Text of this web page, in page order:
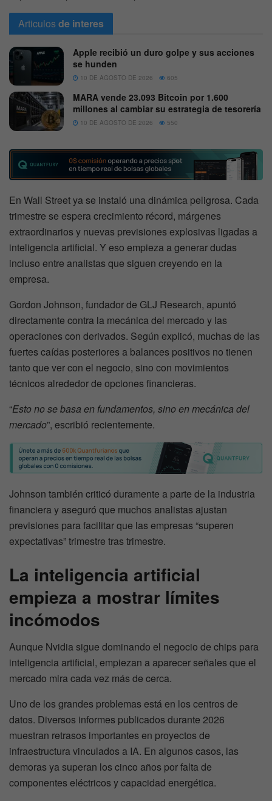
Articulosde interes
Apple recibió un duro golpe y sus acciones
se hunden
10 DE AGOSTO DE 2026 605
MARA vende 23.093 Bitcoin por 1.600
millones al cambiar su estrategia de tesorería
10 DE AGOSTO DE 2026 550
En Wall Street ya se instaló una dinámica peligrosa. Cada
trimestre se espera crecimiento récord, márgenes
extraordinarios y nuevas previsiones explosivas ligadas a
inteligencia artificial. Y eso empieza a generar dudas
incluso entre analistas que siguen creyendo en la
empresa.
Gordon Johnson, fundador de GLJ Research, apuntó
directamente contra la mecánica del mercado y las
operaciones con derivados. Según explicó, muchas de las
fuertes caídas posteriores a balances positivos no tienen
tanto que ver con el negocio, sino con movimientos
técnicos alrededor de opciones financieras.
“Esto no se basa en fundamentos, sino en mecánica del
mercado”, escribió recientemente.
Johnson también criticó duramente a parte de la industria
financiera y aseguró que muchos analistas ajustan
previsiones para facilitar que las empresas “superen
expectativas” trimestre tras trimestre.
La inteligencia artificial
empieza a mostrar límites
incómodos
Aunque Nvidia sigue dominando el negocio de chips para
inteligencia artificial, empiezan a aparecer señales que el
mercado mira cada vez más de cerca.
Uno de los grandes problemas está en los centros de
datos. Diversos informes publicados durante 2026
muestran retrasos importantes en proyectos de
infraestructura vinculados a IA. En algunos casos, las
demoras ya superan los cinco años por falta de
componentes eléctricos y capacidad energética.